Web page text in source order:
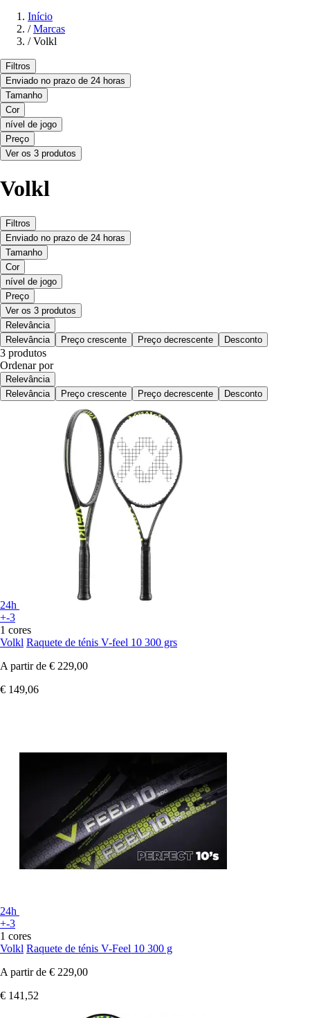
Início
/ Marcas
/ Volkl
Filtros
Enviado no prazo de 24 horas
Tamanho
Cor
nível de jogo
Preço
Ver os 3 produtos
Volkl
Filtros
Enviado no prazo de 24 horas
Tamanho
Cor
nível de jogo
Preço
Ver os 3 produtos
Relevância
Relevância
Preço crescente Preço decrescente Desconto
3 produtos
Ordenar por
Relevância
Relevância
Preço crescente Preço decrescente Desconto
24h
+-3
1 cores
Volkl Raquete de ténis V-feel 10 300 grs
A partir de € 229,00
€ 149,06
24h
+-3
1 cores
Volkl Raquete de ténis V-Feel 10 300 g
A partir de € 229,00
€ 141,52